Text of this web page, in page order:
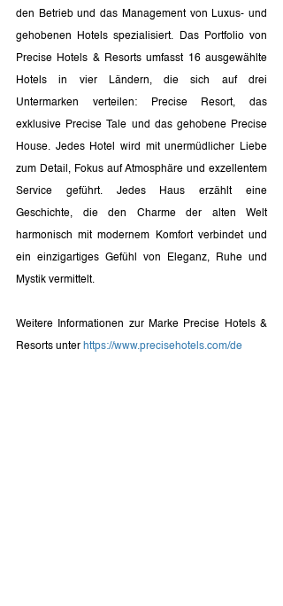
den Betrieb und das Management von Luxus- und
gehobenen Hotels spezialisiert. Das Portfolio von
Precise Hotels & Resorts umfasst 16 ausgewählte
Hotels in vier Ländern, die sich auf drei
Untermarken verteilen: Precise Resort, das
exklusive Precise Tale und das gehobene Precise
House. Jedes Hotel wird mit unermüdlicher Liebe
zum Detail, Fokus auf Atmosphäre und exzellentem
Service geführt. Jedes Haus erzählt eine
Geschichte, die den Charme der alten Welt
harmonisch mit modernem Komfort verbindet und
ein einzigartiges Gefühl von Eleganz, Ruhe und
Mystik vermittelt.
Weitere Informationen zur Marke Precise Hotels &
Resorts unter https://www.precisehotels.com/de